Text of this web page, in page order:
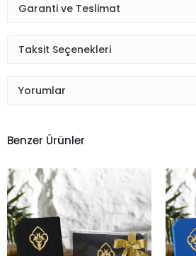
Garanti ve Teslimat
Taksit Seçenekleri
Yorumlar
Benzer Ürünler